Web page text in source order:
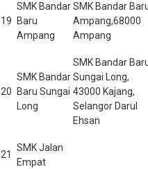
19
SMK Bandar
Baru
Ampang
SMK Bandar
Ampang,68000
Ampang
20
SMK Bandar
Baru Sungai
Long
SMK Bandar
Sungai Long,
43000 Kajang,
Selangor Darul
Ehsan
21
SMK Jalan
Empat